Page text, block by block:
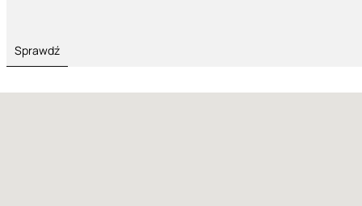
Sprawdź